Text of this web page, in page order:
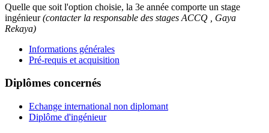
Quelle que soit l'option choisie, la 3e année comporte un stage
ingénieur(contacter la responsable des stages ACCQ , Gaya
Rekaya)
Informations générales
Pré-requis et acquisition
Diplômes concernés
Echange international non diplomant
Diplôme d'ingénieur